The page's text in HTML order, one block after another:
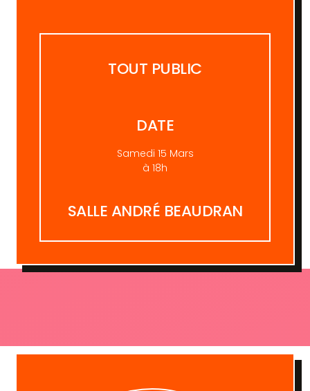
TOUT PUBLIC
DATE
Samedi 15 Mars
à 18h
SALLE ANDRÉ BEAUDRAN​